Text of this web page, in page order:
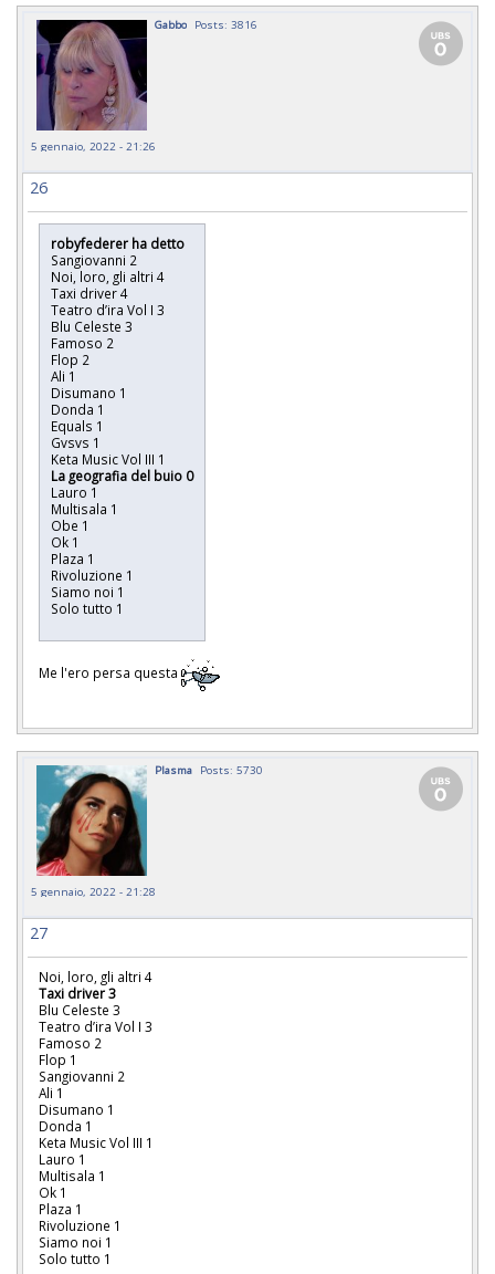
Gabbo Posts: 3816
5 gennaio, 2022 - 21:26
26
robyfederer ha detto
Sangiovanni 2
Noi, loro, gli altri 4
Taxi driver 4
Teatro d’ira Vol I 3
Blu Celeste 3
Famoso 2
Flop 2
Ali 1
Disumano 1
Donda 1
Equals 1
Gvsvs 1
Keta Music Vol III 1
La geografia del buio 0
Lauro 1
Multisala 1
Obe 1
Ok 1
Plaza 1
Rivoluzione 1
Siamo noi 1
Solo tutto 1
Me l'ero persa questa
Plasma Posts: 5730
5 gennaio, 2022 - 21:28
27
Noi, loro, gli altri 4
Taxi driver 3
Blu Celeste 3
Teatro d’ira Vol I 3
Famoso 2
Flop 1
Sangiovanni 2
Ali 1
Disumano 1
Donda 1
Keta Music Vol III 1
Lauro 1
Multisala 1
Ok 1
Plaza 1
Rivoluzione 1
Siamo noi 1
Solo tutto 1